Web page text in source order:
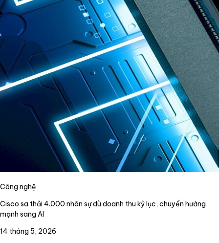
Công nghệ
Cisco sa thải 4.000 nhân sự dù doanh thu kỷ lục, chuyển hướng
mạnh sang AI
14 tháng 5, 2026